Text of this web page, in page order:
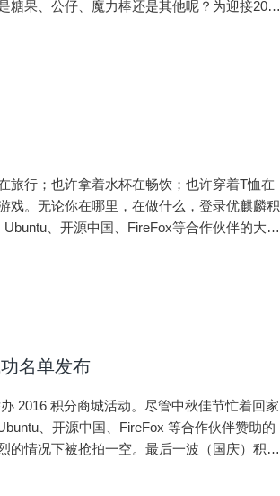
果、公仔、魔力棒还是其他呢？为迎接2017
旅行；也许拿着水杯在畅饮；也许穿着T恤在
戏。无论你在哪里，在做什么，登录优麒麟积
名单发布
2016 积分商城活动。尽管中秋佳节忙着回家
、开源中国、FireFox 等合作伙伴赞助的
的情况下被抢拍一空。最后一波（国庆）积分